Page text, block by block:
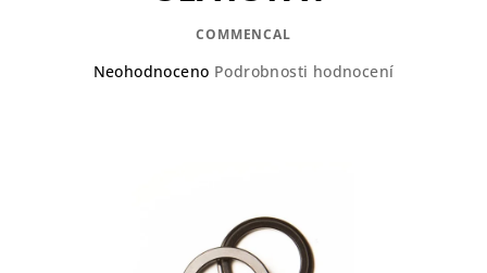
COMMENCAL
Průměrné
Neohodnoceno Podrobnosti hodnocení